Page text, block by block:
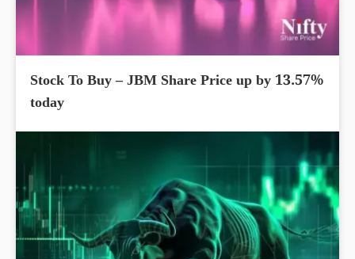
Stock To Buy – JBM Share Price up by 13.57%
today